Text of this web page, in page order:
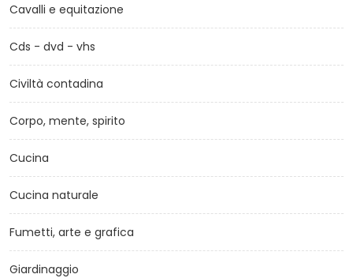
Cavalli e equitazione
Cds - dvd - vhs
Civiltà contadina
Corpo, mente, spirito
Cucina
Cucina naturale
Fumetti, arte e grafica
Giardinaggio